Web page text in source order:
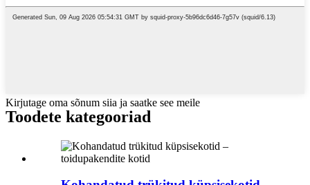
Kirjutage oma sõnum siia ja saatke see meile
Toodete kategooriad